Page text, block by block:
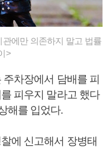
에만 의존하지 말고 법률
>
차장에서 담배를 피
피우지 말라고 했다
해를 입었다.
에 신고해서 장병태